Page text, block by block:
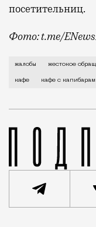
посетительниц.
Фото: t.me/
С момента
жалобы жестокое
кафе кафе с